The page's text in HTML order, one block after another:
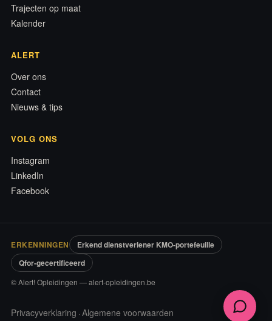
Trajecten op maat
Kalender
ALERT
Over ons
Contact
Nieuws & tips
VOLG ONS
Instagram
LinkedIn
Facebook
ERKENNINGEN
Erkend dienstverlener KMO-portefeuille
Qfor-gecertificeerd
© Alert! Opleidingen — alert-opleidingen.be
Privacyverklaring · Algemene voorwaarden